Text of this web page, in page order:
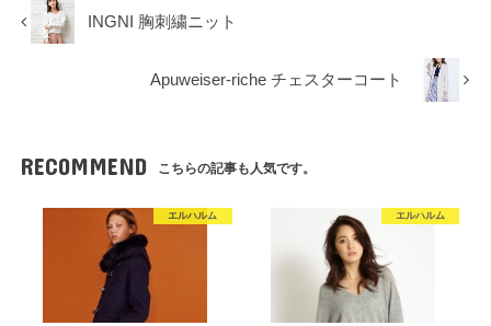
INGNI 胸刺繍ニット
Apuweiser-riche チェスターコート
RECOMMEND こちらの記事も人気です。
エルハルム エルハルム